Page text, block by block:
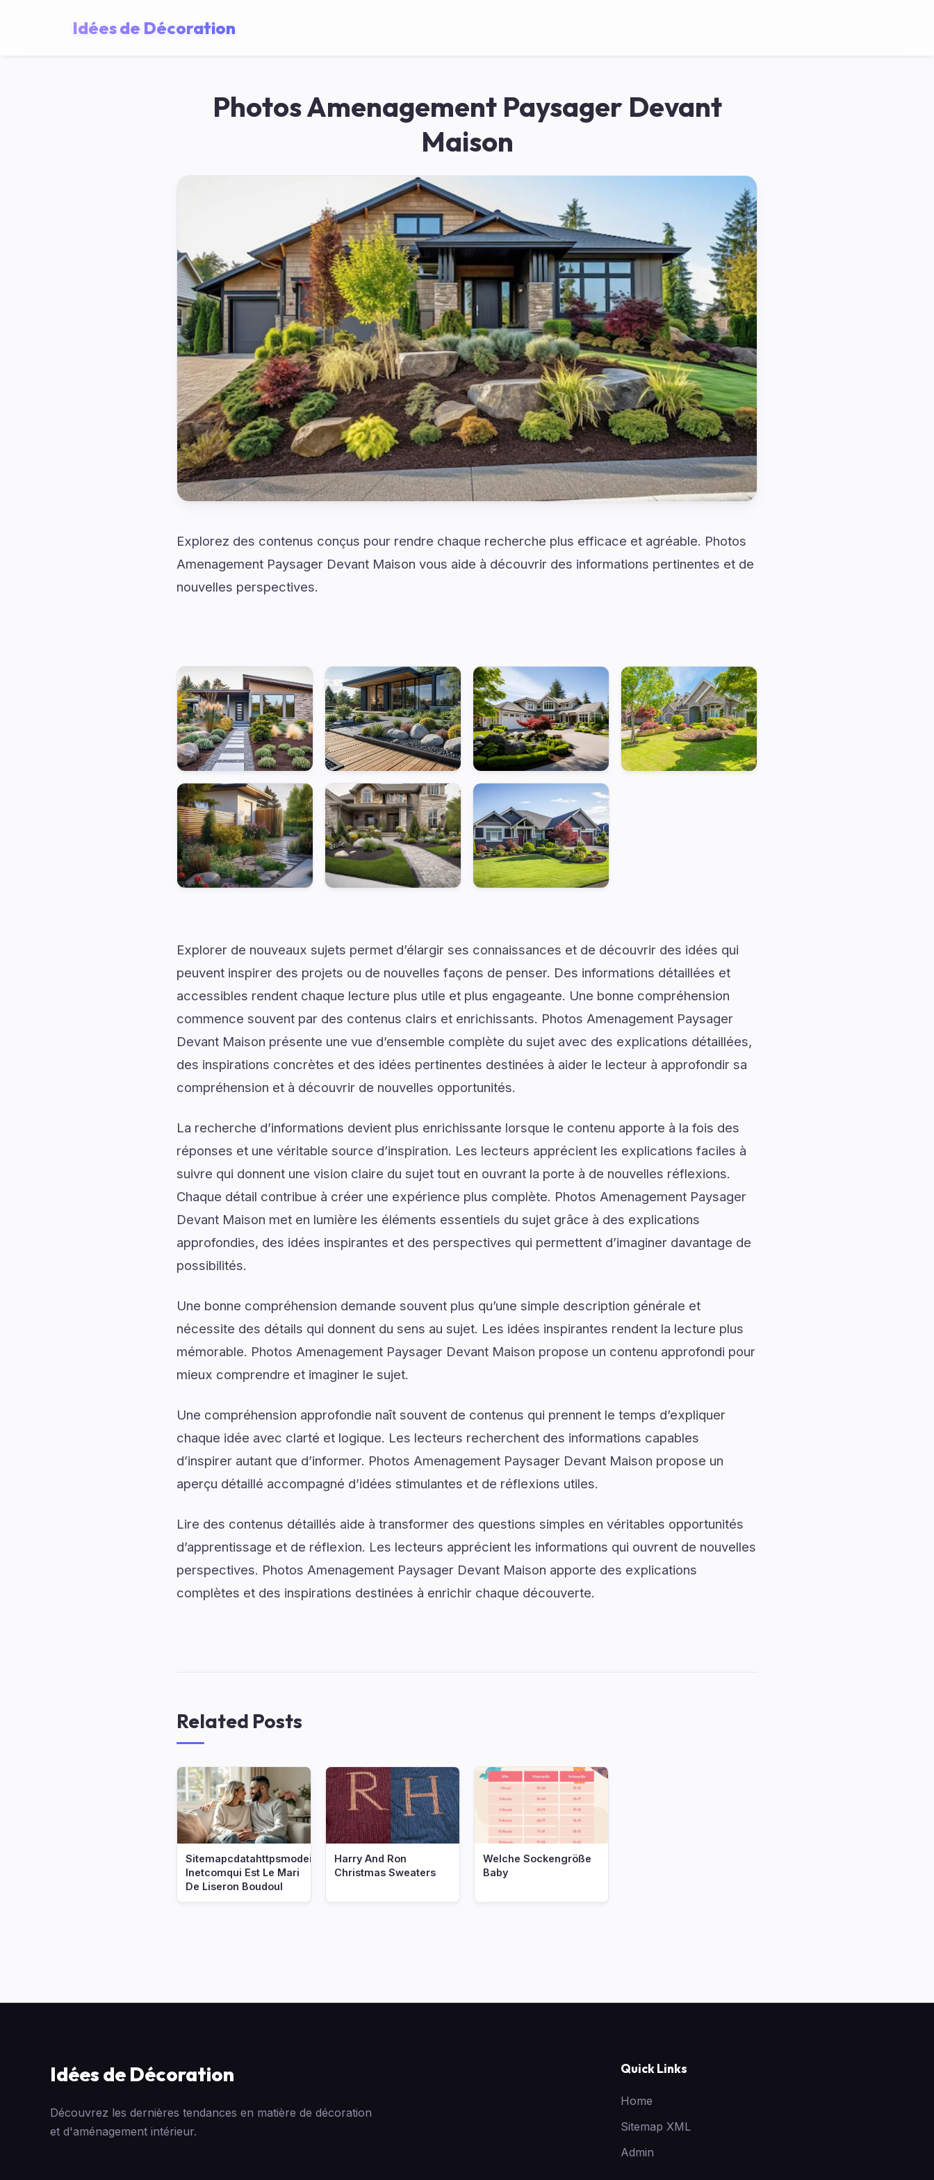
Idées de Décoration
Photos Amenagement Paysager Devant
Maison
Explorez des contenus conçus pour rendre chaque recherche plus efficace et agréable. Photos
Amenagement Paysager Devant Maison vous aide à découvrir des informations pertinentes et de
nouvelles perspectives.
Explorer de nouveaux sujets permet d’élargir ses connaissances et de découvrir des idées qui
peuvent inspirer des projets ou de nouvelles façons de penser. Des informations détaillées et
accessibles rendent chaque lecture plus utile et plus engageante. Une bonne compréhension
commence souvent par des contenus clairs et enrichissants. Photos Amenagement Paysager
Devant Maison présente une vue d’ensemble complète du sujet avec des explications détaillées,
des inspirations concrètes et des idées pertinentes destinées à aider le lecteur à approfondir sa
compréhension et à découvrir de nouvelles opportunités.
La recherche d’informations devient plus enrichissante lorsque le contenu apporte à la fois des
réponses et une véritable source d’inspiration. Les lecteurs apprécient les explications faciles à
suivre qui donnent une vision claire du sujet tout en ouvrant la porte à de nouvelles réflexions.
Chaque détail contribue à créer une expérience plus complète. Photos Amenagement Paysager
Devant Maison met en lumière les éléments essentiels du sujet grâce à des explications
approfondies, des idées inspirantes et des perspectives qui permettent d’imaginer davantage de
possibilités.
Une bonne compréhension demande souvent plus qu’une simple description générale et
nécessite des détails qui donnent du sens au sujet. Les idées inspirantes rendent la lecture plus
mémorable. Photos Amenagement Paysager Devant Maison propose un contenu approfondi pour
mieux comprendre et imaginer le sujet.
Une compréhension approfondie naît souvent de contenus qui prennent le temps d’expliquer
chaque idée avec clarté et logique. Les lecteurs recherchent des informations capables
d’inspirer autant que d’informer. Photos Amenagement Paysager Devant Maison propose un
aperçu détaillé accompagné d’idées stimulantes et de réflexions utiles.
Lire des contenus détaillés aide à transformer des questions simples en véritables opportunités
d’apprentissage et de réflexion. Les lecteurs apprécient les informations qui ouvrent de nouvelles
perspectives. Photos Amenagement Paysager Devant Maison apporte des explications
complètes et des inspirations destinées à enrichir chaque découverte.
Related Posts
Sitemapcdatahttpsmodeinf
Inetcomqui Est Le Mari
De Liseron Boudoul
Harry And Ron
Christmas Sweaters
Welche Sockengröße
Baby
Idées de Décoration
Découvrez les dernières tendances en matière de décoration
et d'aménagement intérieur.
Quick Links
Home
Sitemap XML
Admin